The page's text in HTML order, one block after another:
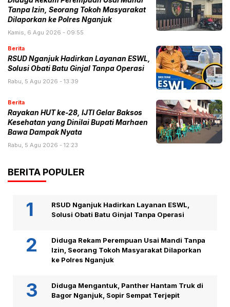
Tanpa Izin, Seorang Tokoh Masyarakat
Dilaporkan ke Polres Nganjuk
Kamis, 6 Agu 2026 - 09:55
Berita
RSUD Nganjuk Hadirkan Layanan ESWL,
Solusi Obati Batu Ginjal Tanpa Operasi
Rabu, 5 Agu 2026 - 13:39
Berita
Rayakan HUT ke-28, IJTI Gelar Baksos
Kesehatan yang Dinilai Bupati Marhaen
Bawa Dampak Nyata
Rabu, 5 Agu 2026 - 12:23
BERITA POPULER
RSUD Nganjuk Hadirkan Layanan ESWL,
Solusi Obati Batu Ginjal Tanpa Operasi
Diduga Rekam Perempuan Usai Mandi Tanpa
Izin, Seorang Tokoh Masyarakat Dilaporkan
ke Polres Nganjuk
Diduga Mengantuk, Panther Hantam Truk di
Bagor Nganjuk, Sopir Sempat Terjepit